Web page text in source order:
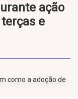
ação
e
como a adoção de